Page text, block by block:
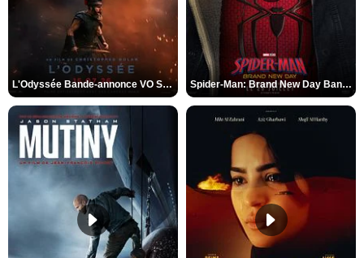
L'Odyssée Bande-annonce VO STFR Spider-Man: Brand New Day Bande-annonce VO STFR